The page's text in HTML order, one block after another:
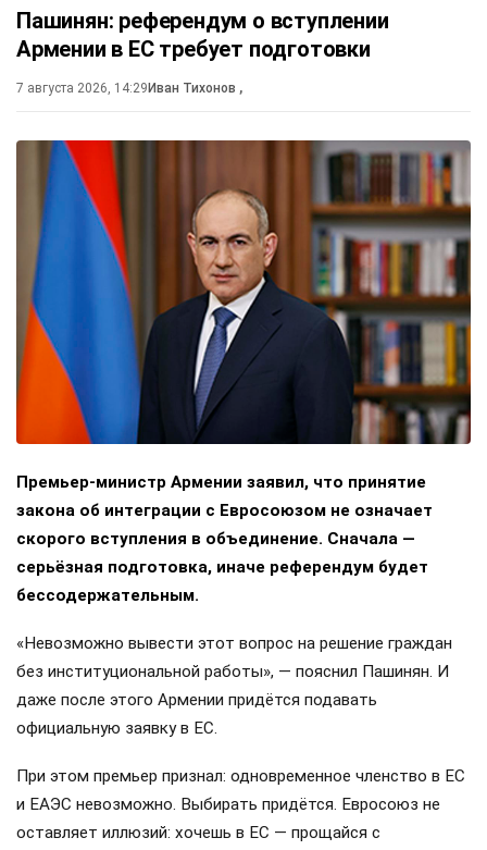
Пашинян: референдум о вступлении
Армении в ЕС требует подготовки
7 августа 2026, 14:29 Иван Тихонов ,
Премьер-министр Армении заявил, что принятие
закона об интеграции с Евросоюзом не означает
скорого вступления в объединение. Сначала —
серьёзная подготовка, иначе референдум будет
бессодержательным.
«Невозможно вывести этот вопрос на решение граждан
без институциональной работы», — пояснил Пашинян. И
даже после этого Армении придётся подавать
официальную заявку в ЕС.
При этом премьер признал: одновременное членство в ЕС
и ЕАЭС невозможно. Выбирать придётся. Евросоюз не
оставляет иллюзий: хочешь в ЕС — прощайся с